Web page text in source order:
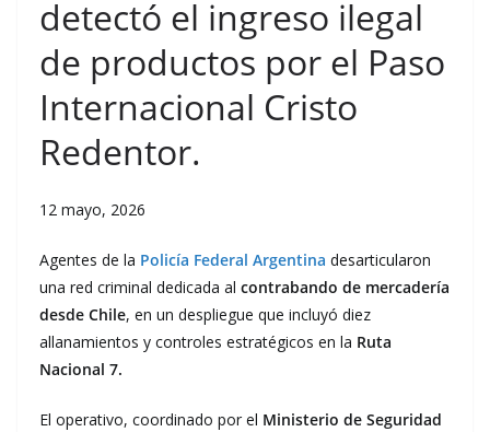
detectó el ingreso ilegal
de productos por el Paso
Internacional Cristo
Redentor.
12 mayo, 2026
Agentes de la Policía Federal Argentina desarticularon
una red criminal dedicada al contrabando de mercadería
desde Chile, en un despliegue que incluyó diez
allanamientos y controles estratégicos en la Ruta
Nacional 7.
El operativo, coordinado por el Ministerio de Seguridad